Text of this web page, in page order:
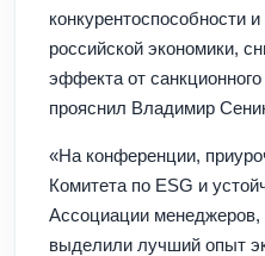
конкурентоспособности
российской экономики,
эффекта от
прояснил Владимир
«На конференции,
Комитета по ESG и
Ассоциации
выделили лучший опыт